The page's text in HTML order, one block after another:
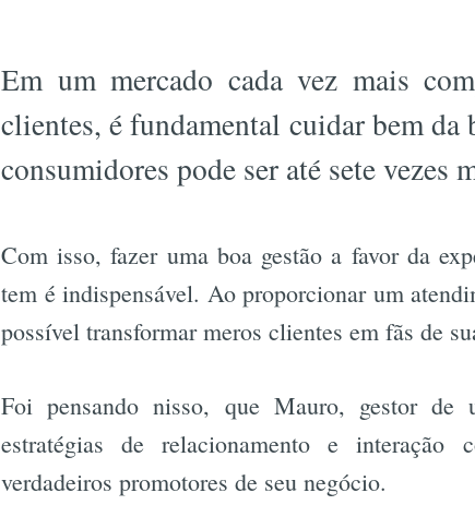
Em um mercado cada vez mais
clientes, é fundamental cuidar bem
consumidores pode ser até sete vezes
Com isso, fazer uma boa gestão a favor da
tem é indispensável. Ao proporcionar um
possível transformar meros clientes em fãs de
Foi pensando nisso, que Mauro, gestor de
estratégias de relacionamento e interação
verdadeiros promotores de seu negócio.